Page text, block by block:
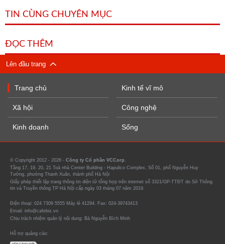
TIN CÙNG CHUYÊN MỤC
ĐỌC THÊM
Lên đầu trang
Trang chủ
Xã hội
Kinh doanh
Kinh tế vĩ mô
Công nghệ
Sống
© Copyright 2012 - 2026 - Công ty Cổ phần VCCorp.
Tầng 17, 19, 20, 21 Toà nhà Center Building - Hapulico Complex, Số 01, phố Nguyễn Huy
Tưởng, phường Thanh Xuân, thành phố Hà Nội
Giấy phép thiết lập trang thông tin điện tử tổng hợp trên internet số 3321/GP-TTĐT do Sở Thông
tin và Truyền thông TP Hà Nội cấp ngày 03 tháng 07 năm 2019.
Điện thoại: 024 7309 5555 Máy lẻ 41294. Fax: 024-39743413
Email: info@cafebiz.vn
Chịu trách nhiệm quản lý nội dung: Bà Nguyễn Bích Minh
Hỗ trợ quảng cáo: